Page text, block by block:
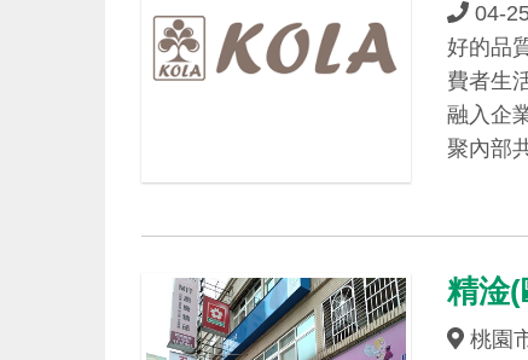
04-
好的品
費者生
融入企
聚內部
精淦
桃園